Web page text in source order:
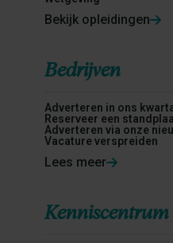
Bekijk opleidingen
Bedrijven
Adverteren in ons
Reserveer een
Adverteren via onze
Vacature verspreiden
Lees meer
Kenniscentrum